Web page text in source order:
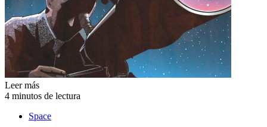
Leer más
4 minutos de lectura
Space